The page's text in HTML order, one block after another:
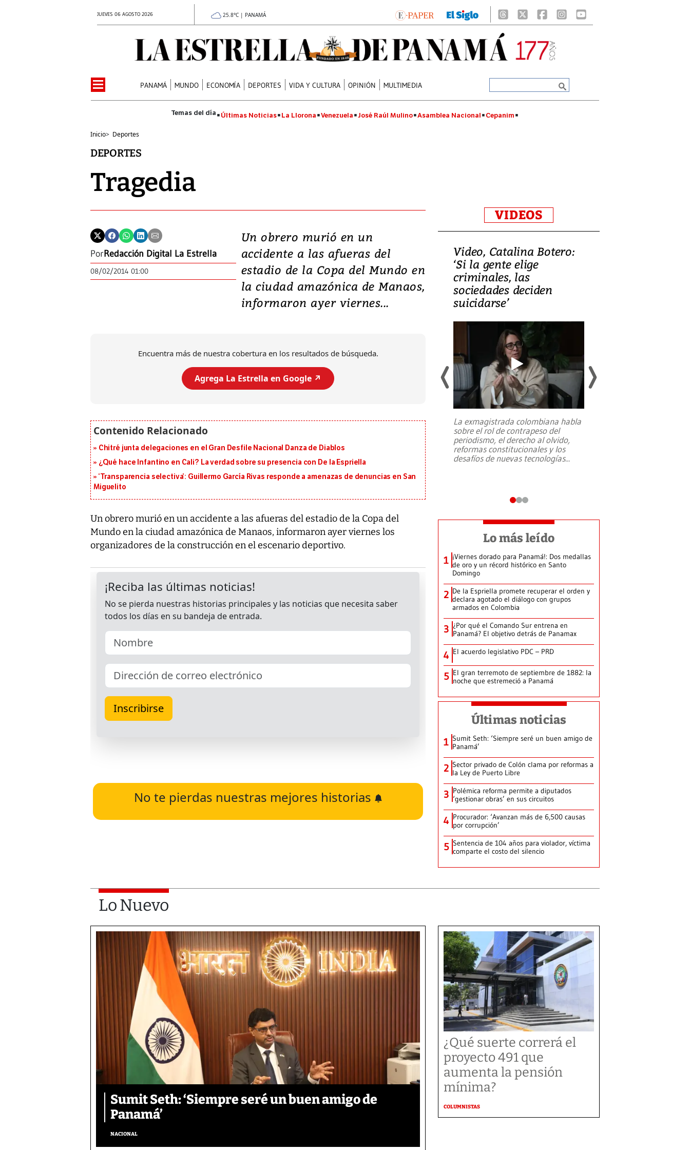
JUEVES 06 AGOSTO 2026 25.8°C | PANAMÁ
PANAMÁ MUNDO ECONOMÍA DEPORTES VIDA Y CULTURA OPINIÓN MULTIMEDIA
Últimas Noticias La Llorona Venezuela José Raúl Mulino Asamblea Nacional Cepanim
Inicio> Deportes
DEPORTES
Tragedia
PorRedacción Digital La Estrella
08/02/2014 01:00
Un obrero murió en un
accidente a las afueras del
estadio de la Copa del Mundo en
la ciudad amazónica de Manaos,
informaron ayer viernes...
Encuentra más de nuestra cobertura en los resultados de búsqueda.
Agrega La Estrella en Google ↗️
Chitré junta delegaciones en el Gran Desfile Nacional Danza de Diablos
¿Qué hace Infantino en Cali? La verdad sobre su presencia con De la Espriella
‘Transparencia selectiva’: Guillermo García Rivas responde a amenazas de denuncias en San
Miguelito
Un obrero murió en un accidente a las afueras del estadio de la Copa del
Mundo en la ciudad amazónica de Manaos, informaron ayer viernes los
organizadores de la construcción en el escenario deportivo.
No te pierdas nuestras mejores historias
VIDEOS
Video, Japón: Terremoto
deja heridos y graves
daños en Kumamoto
al sur de Japón, provocando una
Video, Catalina Botero:
‘Si la gente elige
criminales, las
sociedades deciden
suicidarse’
La exmagistrada colombiana habla
sobre el rol de contrapeso del
periodismo, el derecho al olvido,
reformas constitucionales y los
desafíos de nuevas tecnologías...
Lo más leído
1 ¡Viernes dorado para Panamá!: Dos medallas
de oro y un récord histórico en Santo
Domingo
2 De la Espriella promete recuperar el orden y
declara agotado el diálogo con grupos
armados en Colombia
3 ¿Por qué el Comando Sur entrena en
Panamá? El objetivo detrás de Panamax
4 El acuerdo legislativo PDC – PRD
5 El gran terremoto de septiembre de 1882: la
noche que estremeció a Panamá
Últimas noticias
1 Sumit Seth: ‘Siempre seré un buen amigo de
Panamá’
2 Sector privado de Colón clama por reformas a
la Ley de Puerto Libre
3 Polémica reforma permite a diputados
‘gestionar obras’ en sus circuitos
4 Procurador: ‘Avanzan más de 6,500 causas
por corrupción’
5 Sentencia de 104 años para violador, víctima
comparte el costo del silencio
Lo Nuevo
Sumit Seth: ‘Siempre seré un buen amigo de
Panamá’
NACIONAL
¿Qué suerte correrá el
proyecto 491 que
aumenta la pensión
mínima?
COLUMNISTAS